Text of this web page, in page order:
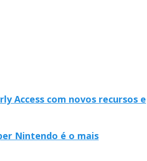
Access com novos recursos e
Nintendo é o mais